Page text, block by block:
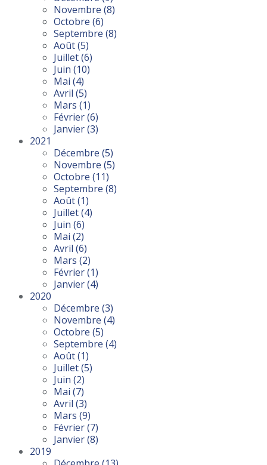
Novembre (8)
Octobre (6)
Septembre (8)
Août(5)
Juillet(6)
Juin (10)
Mai (4)
Avril (5)
Mars (1)
Février(6)
Janvier(3)
2021
Décembre (5)
Novembre (5)
Octobre (11)
Septembre (8)
Août(1)
Juillet(4)
Juin (6)
Mai (2)
Avril (6)
Mars (2)
Février(1)
Janvier(4)
2020
Décembre (3)
Novembre (4)
Octobre (5)
Septembre (4)
Août(1)
Juillet(5)
Juin (2)
Mai (7)
Avril (3)
Mars (9)
Février(7)
Janvier(8)
2019